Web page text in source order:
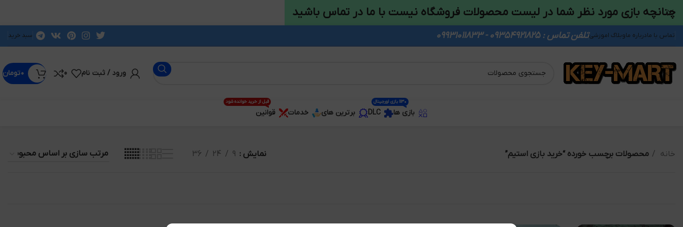
تماس با مادرباره ماوبلاگ اموزشیتلفن تماس : 09354921825 - 09931011833 سبد خرید
ورود / ثبت نام 0 ۰تومان
بازی ها
1130 بازی اورجینال
DLC برترین های خدمات قوانین
قبل از خرید خوانده شود
خانه محصولات برچسب خورده “خرید بازی استیم” نمایش 9
24
36
چنانچه بازی مورد نظر شما در لیست محصولات فروشگاه نیست با ما در تماس باشید